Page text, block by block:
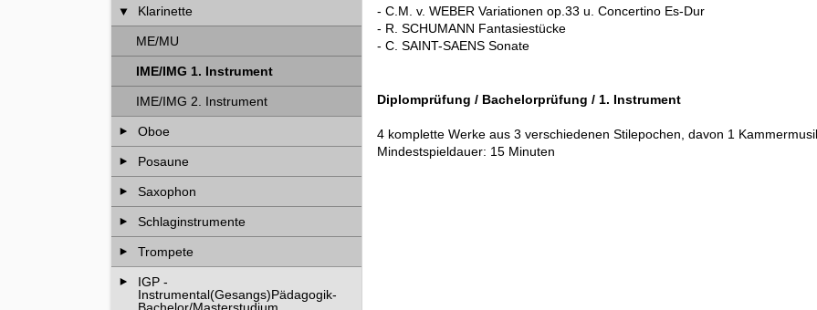
Klarinette
ME/MU
IME/IMG 1. Instrument
IME/IMG 2. Instrument
Oboe
Posaune
Saxophon
Schlaginstrumente
Trompete
IGP -
Instrumental(Gesangs)Pädagogik-
- C.M. v. WEBER Variationen op.33 u. Concertino Es-Dur
- R. SCHUMANN Fantasiestücke
- C. SAINT-SAENS Sonate
Diplomprüfung / Bachelorprüfung / 1. Instrument
4 komplette Werke aus 3 verschiedenen Stilepochen, davon 1
Mindestspieldauer: 15 Minuten